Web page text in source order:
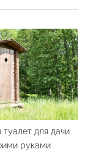
для дачи
руками